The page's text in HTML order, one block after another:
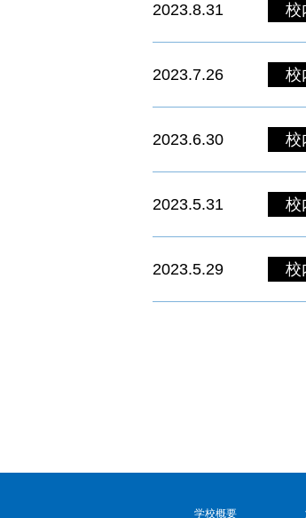
2023.8.31 校
2023.7.26 校
2023.6.30 校
2023.5.31 校
2023.5.29 校
学校概要